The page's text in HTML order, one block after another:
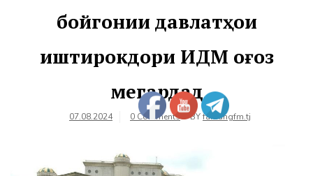
бойгонии давлатҳои
иштирокдори ИДМ оғоз
мегардад
07.08.2024 0 Comments BYfarhangfm.tj